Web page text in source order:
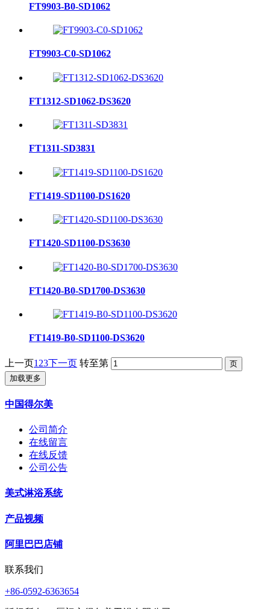
FT9903-B0-SD1062
FT9903-C0-SD1062
FT1312-SD1062-DS3620
FT1311-SD3831
FT1419-SD1100-DS1620
FT1420-SD1100-DS3630
FT1420-B0-SD1700-DS3630
FT1419-B0-SD1100-DS3620
上一页1 23下一页 转至第
加载更多
中国得尔美
公司简介
在线留言
在线反馈
公司公告
美式淋浴系统
产品视频
阿里巴巴店铺
联系我们
+86-0592-6363654